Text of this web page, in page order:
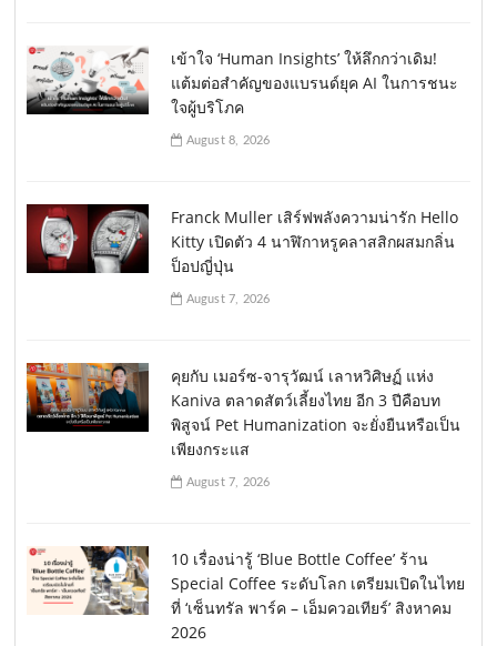
เข้าใจ ‘Human Insights’ ให้ลึกกว่าเดิม!
แต้มต่อสำคัญของแบรนด์ยุค AI ในการชนะ
ใจผู้บริโภค
August 8, 2026
Franck Muller เสิร์ฟพลังความน่ารัก Hello
Kitty เปิดตัว 4 นาฬิกาหรูคลาสสิกผสมกลิ่น
ป็อปญี่ปุ่น
August 7, 2026
คุยกับ เมอร์ซ-จารุวัฒน์ เลาหวิศิษฏ์ แห่ง
Kaniva ตลาดสัตว์เลี้ยงไทย อีก 3 ปีคือบท
พิสูจน์ Pet Humanization จะยั่งยืนหรือเป็น
เพียงกระแส
August 7, 2026
10 เรื่องน่ารู้ ‘Blue Bottle Coffee’ ร้าน
Special Coffee ระดับโลก เตรียมเปิดในไทย
ที่ ‘เซ็นทรัล พาร์ค – เอ็มควอเทียร์’ สิงหาคม
2026